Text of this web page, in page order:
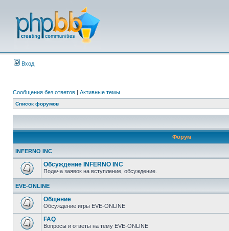
Вход
Сообщения без ответов | Активные темы
Список форумов
Форум
INFERNO INC
Обсуждение INFERNO INC
Подача заявок на вступление, обсуждение.
EVE-ONLINE
Общение
Обсуждение игры EVE-ONLINE
FAQ
Вопросы и ответы на тему EVE-ONLINE